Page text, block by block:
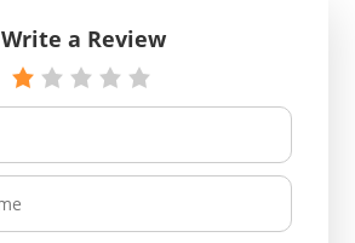
Write a Review